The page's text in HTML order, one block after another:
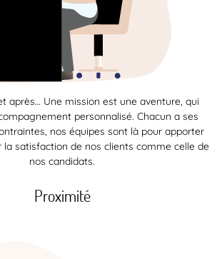
après… Une mission est une aventure, qui
personnalisé. Chacun a ses
nos équipes sont là pour apporter
la satisfaction de nos clients comme celle de
nos candidats.
Proximité